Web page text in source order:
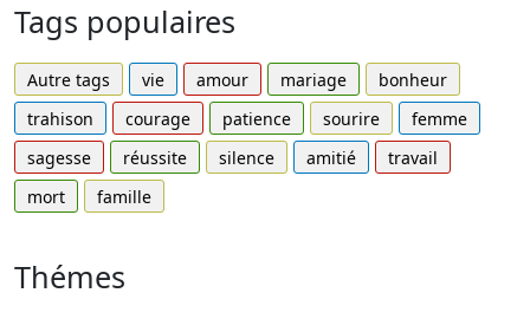
Tags populaires
Autre tags vie amour mariage
bonheur
trahison
courage patience sourire
femme
sagesse
réussite silence amitié
travail
mort
famille
Thémes